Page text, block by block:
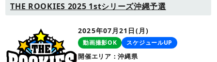
THE ROOKIES 2025 1stシリーズ沖縄予選
2025年07月21日(月)
動画撮影OK スケジュールUP
開催エリア：沖縄県